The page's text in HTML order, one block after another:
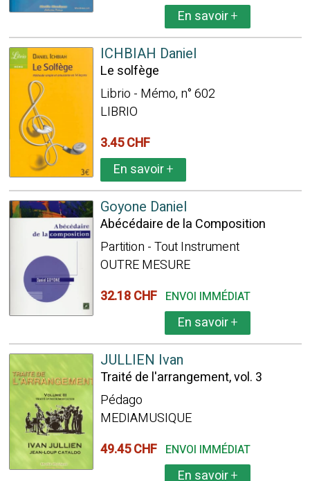
En savoir+
ICHBIAH Daniel
Le solfège
Librio - Mémo, n° 602
LIBRIO
3.45 CHF
En savoir+
Goyone Daniel
Abécédaire de la Composition
Partition - Tout Instrument
OUTRE MESURE
32.18 CHF ENVOI IMMÉDIAT
En savoir+
JULLIEN Ivan
Traité de l'arrangement, vol. 3
Pédago
MEDIAMUSIQUE
49.45 CHF ENVOI IMMÉDIAT
En savoir+